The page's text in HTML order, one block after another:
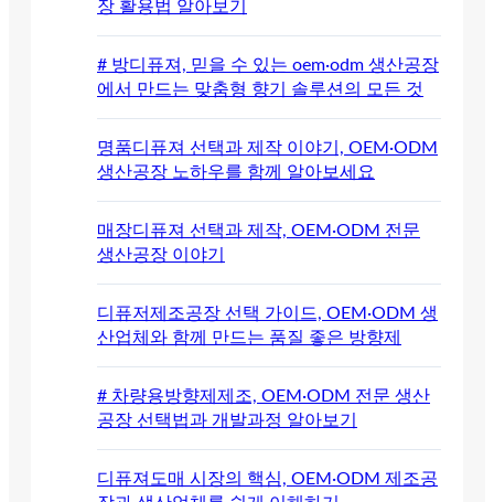
장 활용법 알아보기
# 방디퓨져, 믿을 수 있는 oem·odm 생산공장
에서 만드는 맞춤형 향기 솔루션의 모든 것
명품디퓨져 선택과 제작 이야기, OEM·ODM
생산공장 노하우를 함께 알아보세요
매장디퓨져 선택과 제작, OEM·ODM 전문
생산공장 이야기
디퓨저제조공장 선택 가이드, OEM·ODM 생
산업체와 함께 만드는 품질 좋은 방향제
# 차량용방향제제조, OEM·ODM 전문 생산
공장 선택법과 개발과정 알아보기
디퓨져도매 시장의 핵심, OEM·ODM 제조공